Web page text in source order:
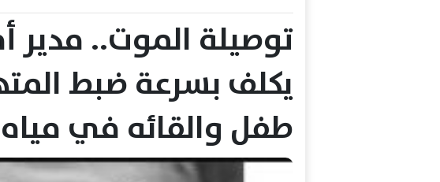
توصيلة الموت.. مدير
يكلف بسرعة ضبط
طفل والقائه في مياه